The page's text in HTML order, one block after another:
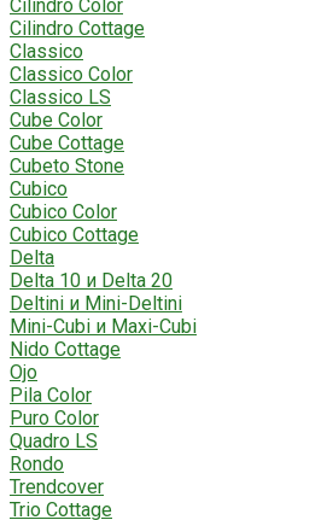
Cilindro Color
Cilindro Cottage
Classico
Classico Color
Classico LS
Cube Color
Cube Cottage
Cubeto Stone
Cubico
Cubico Color
Cubico Cottage
Delta
Delta 10 и Delta 20
Deltini и Mini-Deltini
Mini-Cubi и Maxi-Cubi
Nido Cottage
Ojo
Pila Color
Puro Color
Quadro LS
Rondo
Trendcover
Trio Cottage